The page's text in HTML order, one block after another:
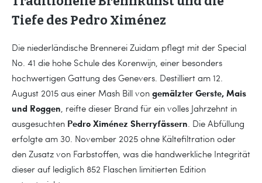
Tiefe des Pedro Ximénez
Die niederländische Brennerei Zuidam pflegt mit der Special
No. 41 die hohe Schule des Korenwijn, einer besonders
hochwertigen Gattung des Genevers. Destilliert am 12.
August 2015 aus einer Mash Bill von gemälzter Gerste, Mais
und Roggen, reifte dieser Brand für ein volles Jahrzehnt in
ausgesuchten Pedro Ximénez Sherryfässern. Die Abfüllung
erfolgte am 30. November 2025 ohne Kältefiltration oder
den Zusatz von Farbstoffen, was die handwerkliche Integrität
dieser auf lediglich 852 Flaschen limitierten Edition